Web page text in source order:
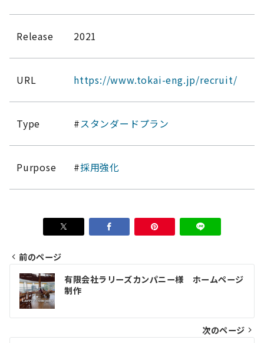
Release 2021
URL https://www.tokai-eng.jp/recruit/
Type #スタンダードプラン
Purpose #採用強化
投
稿
ナ
ビ
前のページ
有限会社ラリーズカンパニー様 ホームページ
制作
次のページ